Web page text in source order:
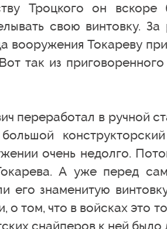
Троцкого он
свою винтовку. За
вооружения Токареву
так из
переработал в ручной
очень недолго.
А уже перед
его знаменитую
о том, что в войсках это
снайперов к ней было